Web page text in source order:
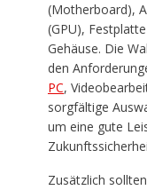
(Motherboard),
(GPU),
Gehäuse. Die
den
PC,
sorgfältige
um eine gute
Zusätzlich